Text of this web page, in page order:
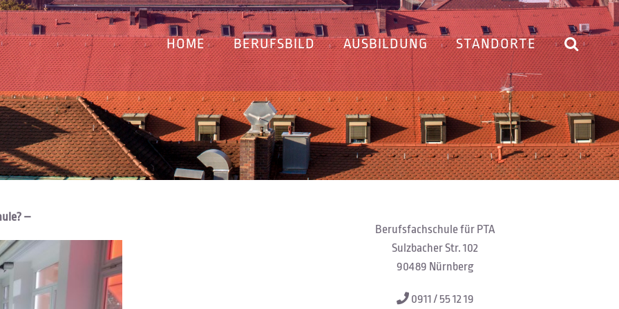
HOME BERUFSBILD AUSBILDUNG STANDORTE
–
Berufsfachschule für PTA
Sulzbacher Str. 102
90489 Nürnberg
0911 / 55 12 19